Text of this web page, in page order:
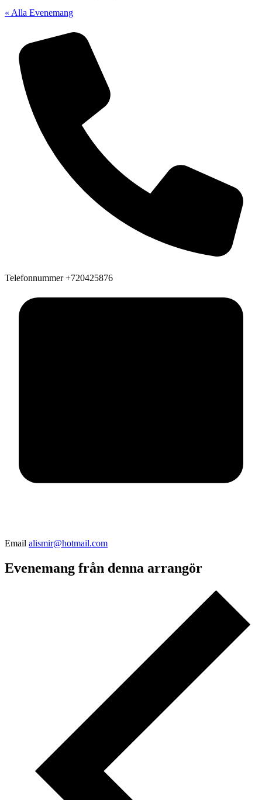
« Alla Evenemang
Telefonnummer+720425876
Email alismir@hotmail.com
Evenemang från denna arrangör